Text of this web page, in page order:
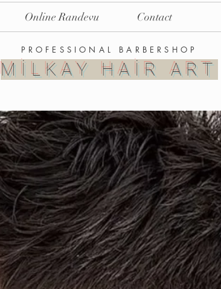
Online Randevu Contact
PROFESSIONAL BARBERSHOP
MİLKAY HAİR ART